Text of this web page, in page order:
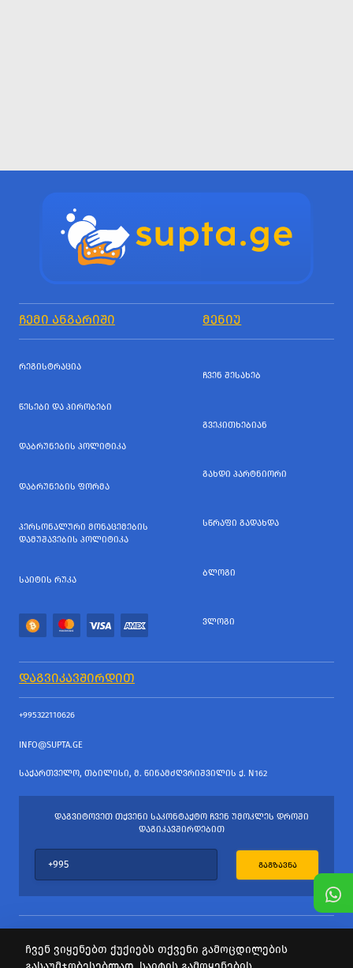
ᲩᲔᲛᲘ ᲐᲜᲒᲐᲠᲘᲨᲘ ᲛᲔᲜᲘᲣ
ᲠᲔᲒᲘᲡᲢᲠᲐᲪᲘᲐ
ᲬᲔᲡᲔᲑᲘ ᲓᲐ ᲞᲘᲠᲝᲑᲔᲑᲘ
ᲓᲐᲑᲠᲣᲜᲔᲑᲘᲡ ᲞᲝᲚᲘᲢᲘᲙᲐ
ᲓᲐᲑᲠᲣᲜᲔᲑᲘᲡ ᲤᲝᲠᲛᲐ
ᲞᲔᲠᲡᲝᲜᲐᲚᲣᲠᲘ ᲛᲝᲜᲐᲪᲔᲛᲔᲑᲘᲡ
ᲓᲐᲛᲣᲨᲐᲕᲔᲑᲘᲡ ᲞᲝᲚᲘᲢᲘᲙᲐ
ᲡᲐᲘᲢᲘᲡ ᲠᲣᲙᲐ
ᲩᲕᲔᲜ ᲨᲔᲡᲐᲮᲔᲑ
ᲒᲕᲔᲙᲘᲗᲮᲔᲑᲘᲐᲜ
ᲒᲐᲮᲓᲘ ᲞᲐᲠᲢᲜᲘᲝᲠᲘ
ᲡᲬᲠᲐᲤᲘ ᲒᲐᲓᲐᲮᲓᲐ
ᲑᲚᲝᲒᲘ
ᲕᲚᲝᲒᲘ
ᲓᲐᲒᲕᲘᲙᲐᲕᲨᲘᲠᲓᲘᲗ
+995322110626
INFO@SUPTA.GE
ᲡᲐᲥᲐᲠᲗᲕᲔᲚᲝ, ᲗᲑᲘᲚᲘᲡᲘ, Მ. ᲬᲘᲜᲐᲛᲫᲦᲕᲠᲘᲨᲕᲘᲚᲘᲡ Ქ. N162
ᲓᲐᲒᲕᲘᲢᲝᲕᲔᲗ ᲗᲥᲕᲔᲜᲘ ᲡᲐᲙᲝᲜᲢᲐᲥᲢᲝ ᲩᲕᲔᲜ ᲣᲛᲝᲙᲚᲔᲡ ᲓᲠᲝᲨᲘ
ᲓᲐᲒᲘᲙᲐᲕᲨᲘᲠᲓᲔᲑᲘᲗ
ᲒᲐᲒᲖᲐᲕᲜᲐ
ჩვენ ვიყენებთ ქუქიებს თქვენი გამოცდილების